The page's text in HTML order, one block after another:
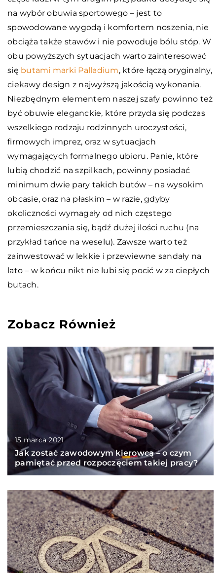
na wybór obuwia sportowego – jest to
spowodowane wygodą i komfortem noszenia, nie
obciąża także stawów i nie powoduje bólu stóp. W
obu powyższych sytuacjach warto zainteresować
się butami marki Palladium, które łączą oryginalny,
ciekawy design z najwyższą jakością wykonania.
Niezbędnym elementem naszej szafy powinno też
być obuwie eleganckie, które przyda się podczas
wszelkiego rodzaju rodzinnych uroczystości,
firmowych imprez, oraz w sytuacjach
wymagających formalnego ubioru. Panie, które
lubią chodzić na szpilkach, powinny posiadać
minimum dwie pary takich butów – na wysokim
obcasie, oraz na płaskim – w razie, gdyby
okoliczności wymagały od nich częstego
przemieszczania się, bądź dużej ilości ruchu (na
przykład tańce na weselu). Zawsze warto też
zainwestować w lekkie i przewiewne sandały na
lato – w końcu nikt nie lubi się pocić w za ciepłych
butach.
Zobacz Również
15 marca 2021
Jak zostać zawodowym kierowcą – o czym
pamiętać przed rozpoczęciem takiej pracy?